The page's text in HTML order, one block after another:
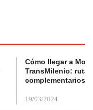
Cómo llegar a
TransMilenio:
complementarios
19/03/2024